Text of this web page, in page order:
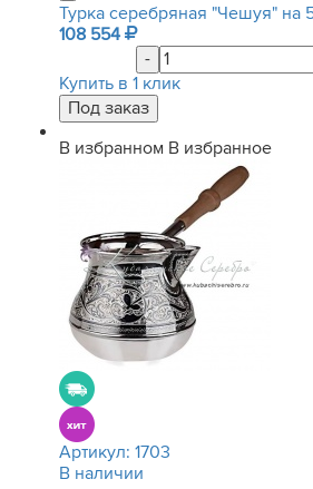
Турка серебряная "Чешуя" на
108 554
-
Купить в 1 клик
В избранном В избранное
Артикул: 1703
В наличии